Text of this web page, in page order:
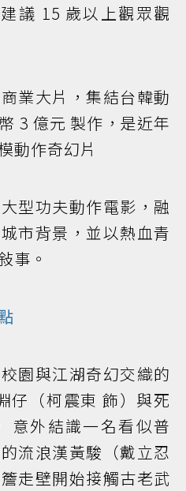
議 15 歲以上觀眾觀
業大片，集結台韓動
3 億元 製作，是近年
動作奇幻片
型功夫動作電影，融
市背景，並以熱血青
事。
園與江湖奇幻交織的
仔（柯震東 飾）與死
意外結識一名看似普
流浪漢黃駿（戴立忍
走壁開始接觸古老武